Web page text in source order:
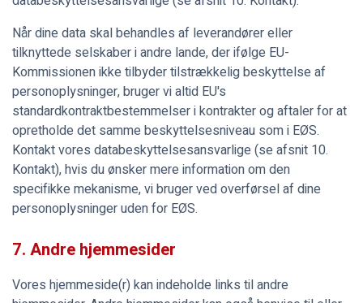
Når dine data skal behandles af leverandører eller
tilknyttede selskaber i andre lande, der ifølge EU-
Kommissionen ikke tilbyder tilstrækkelig beskyttelse af
personoplysninger, bruger vi altid EU's
standardkontraktbestemmelser i kontrakter og aftaler for at
opretholde det samme beskyttelsesniveau som i EØS.
Kontakt vores databeskyttelsesansvarlige (se afsnit 10.
Kontakt), hvis du ønsker mere information om den
specifikke mekanisme, vi bruger ved overførsel af dine
personoplysninger uden for EØS.
7. Andre hjemmesider
Vores hjemmeside(r) kan indeholde links til andre